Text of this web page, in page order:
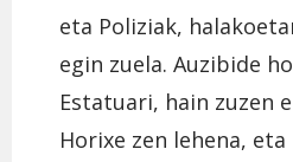
eta Poliziak,
egin zuela. Auzibide
Estatuari, hain zuzen
Horixe zen lehena,